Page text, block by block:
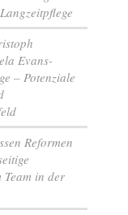
Evans-
– Potenziale
Reformen
Team in der